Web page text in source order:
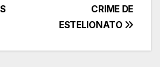
CRIME DE
ESTELIONATO